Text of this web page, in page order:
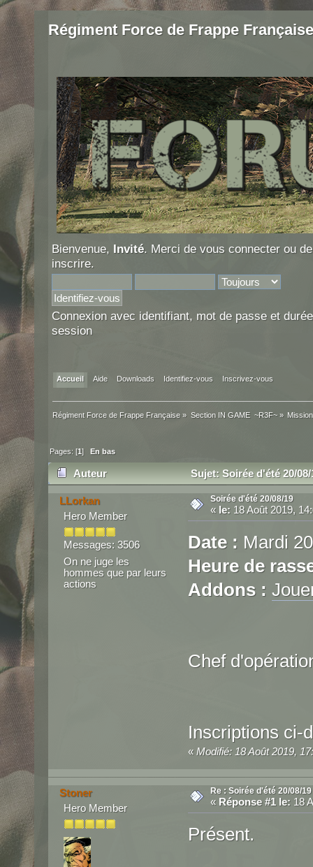
Régiment Force de Frappe Française
Bienvenue, Invité. Merci de vous connecter ou
inscrire.
Connexion avec identifiant, mot de passe et
session
Accueil Aide Downloads Identifiez-vous Inscrivez-vous
Régiment Force de Frappe Française » Section IN GAME  ~R3F~»
Pages: [1]En bas
Auteur Sujet: Soirée d'été 20/
LLorkan
Hero Member
Messages: 3506
On ne juge les
hommes que par leurs
actions
Soirée d'été 20/08/19
« le:18 Août 2019,
Date : Mardi
Heure de
Addons :
Chef
Inscriptions ci-
« Modifié: 18 Août 2019,
Stoner
Hero Member
Re : Soirée d'été 20/08/19
« Réponse #1 le:18
Présent.